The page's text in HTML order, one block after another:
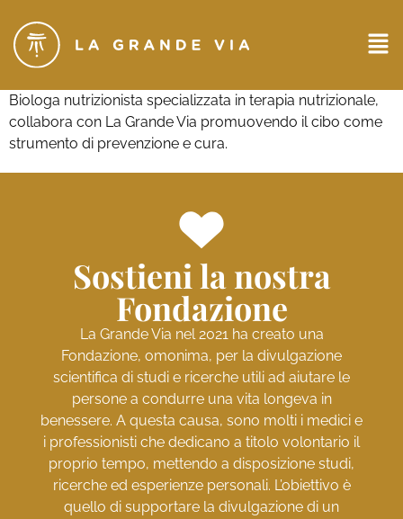
Biologa nutrizionista specializzata in terapia nutrizionale,
collabora con La Grande Via promuovendo il cibo come
strumento di prevenzione e cura.
Sostieni la nostra
Fondazione
La Grande Via nel 2021 ha creato una
Fondazione, omonima, per la divulgazione
scientifica di studi e ricerche utili ad aiutare le
persone a condurre una vita longeva in
benessere. A questa causa, sono molti i medici e
i professionisti che dedicano a titolo volontario il
proprio tempo, mettendo a disposizione studi,
ricerche ed esperienze personali. L’obiettivo è
quello di supportare la divulgazione di un